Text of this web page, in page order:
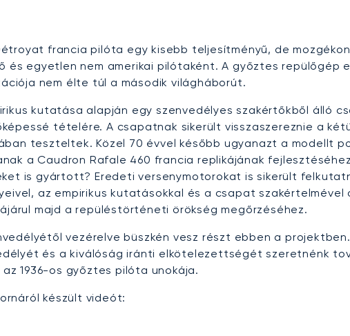
Détroyat francia pilóta egy kisebb teljesítményű, de
és egyetlen nem amerikai pilótaként. A győztes repülőgép
nem élte túl a második világháborút.
kutatása alapján egy szenvedélyes szakértőkből álló
tételére. A csapatnak sikerült visszaszereznie a
teszteltek. Közel 70 évvel később ugyanazt a modellt
a Caudron Rafale 460 francia replikájának
is gyártott? Eredeti versenymotorokat is sikerült
az empirikus kutatásokkal és a csapat
majd a repüléstörténeti örökség megőrzéséhez.
vezérelve büszkén vesz részt ebben a
és a kiválóság iránti elkötelezettségét szeretnénk
1936-os győztes pilóta unokája.
készült videót: